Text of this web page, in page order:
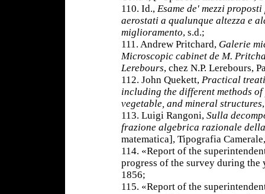
110. Id., Esame de' mezzi
aerostati a qualunque altezza e
miglioramento, s.d.;
111. Andrew Pritchard, Galerie
Microscopic cabinet de M.
Lerebours, chez N.P. Lerebours,
112. John Quekett, Practical
including the different methods
vegetable, and mineral structures
113. Luigi Rangoni, Sulla
frazione algebrica razionale
matematica], Tipografia
114. «Report of the
progress of the survey during the
1856;
115. «Report of the